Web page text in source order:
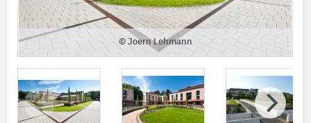
© Joern Lehmann